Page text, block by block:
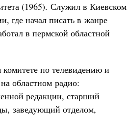
(1965). Служил в Киевском
где начал писать в жанре
в пермской областной
по телевидению и
областном радио:
редакции, старший
заведующий отделом,